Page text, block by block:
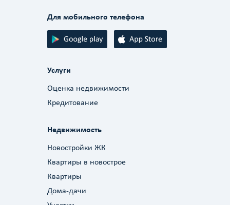
Для мобильного телефона
Услуги
Оценка недвижимости
Кредитование
Недвижимость
Новостройки ЖК
Квартиры в новострое
Квартиры
Дома-дачи